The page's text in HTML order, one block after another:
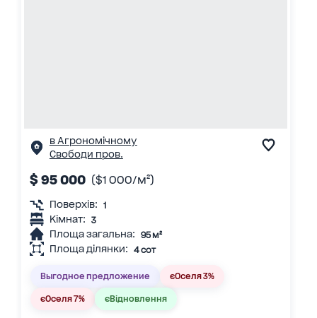
в Агрономічному
Свободи пров.
$ 95 000 ($1 000/м²)
Поверхів: 1
Кімнат: 3
Площа загальна: 95 м²
Площа ділянки: 4 сот
Выгодное предложение єОселя 3%
єОселя 7% єВідновлення